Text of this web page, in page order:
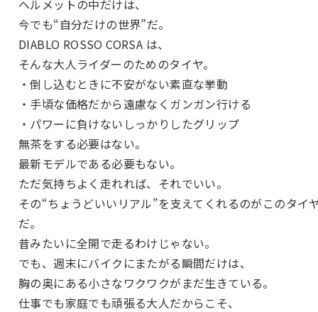
ヘルメットの中だけは、
今でも“自分だけの世界”だ。
DIABLO ROSSO CORSA は、
そんな大人ライダーのためのタイヤ。
・倒し込むときに不安がない素直な挙動
・手頃な価格だから遠慮なくガンガン行ける
・パワーに負けないしっかりしたグリップ
無茶をする必要はない。
最新モデルである必要もない。
ただ気持ちよく走れれば、それでいい。
その“ちょうどいいリアル”を支えてくれるのがこのタイ
だ。
昔みたいに全開で走るわけじゃない。
でも、週末にバイクにまたがる瞬間だけは、
胸の奥にある小さなワクワクがまだ生きている。
仕事でも家庭でも頑張る大人だからこそ、